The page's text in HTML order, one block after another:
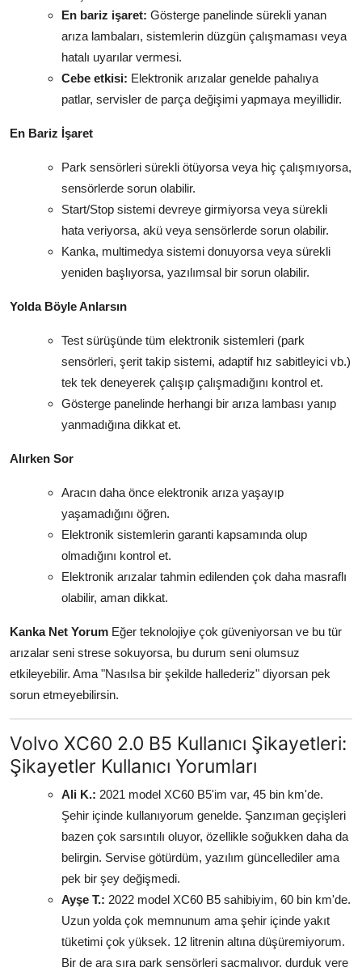
En bariz işaret: Gösterge panelinde sürekli yanan
arıza lambaları, sistemlerin düzgün çalışmaması veya
hatalı uyarılar vermesi.
Cebe etkisi: Elektronik arızalar genelde pahalıya
patlar, servisler de parça değişimi yapmaya meyillidir.
En Bariz İşaret
Park sensörleri sürekli ötüyorsa veya hiç çalışmıyorsa,
sensörlerde sorun olabilir.
Start/Stop sistemi devreye girmiyorsa veya sürekli
hata veriyorsa, akü veya sensörlerde sorun olabilir.
Kanka, multimedya sistemi donuyorsa veya sürekli
yeniden başlıyorsa, yazılımsal bir sorun olabilir.
Yolda Böyle Anlarsın
Test sürüşünde tüm elektronik sistemleri (park
sensörleri, şerit takip sistemi, adaptif hız sabitleyici vb.)
tek tek deneyerek çalışıp çalışmadığını kontrol et.
Gösterge panelinde herhangi bir arıza lambası yanıp
yanmadığına dikkat et.
Alırken Sor
Aracın daha önce elektronik arıza yaşayıp
yaşamadığını öğren.
Elektronik sistemlerin garanti kapsamında olup
olmadığını kontrol et.
Elektronik arızalar tahmin edilenden çok daha masraflı
olabilir, aman dikkat.
Kanka Net Yorum Eğer teknolojiye çok güveniyorsan ve bu tür
arızalar seni strese sokuyorsa, bu durum seni olumsuz
etkileyebilir. Ama "Nasılsa bir şekilde hallederiz" diyorsan pek
sorun etmeyebilirsin.
Volvo XC60 2.0 B5 Kullanıcı Şikayetleri:
Şikayetler Kullanıcı Yorumları
Ali K.: 2021 model XC60 B5'im var, 45 bin km'de.
Şehir içinde kullanıyorum genelde. Şanzıman geçişleri
bazen çok sarsıntılı oluyor, özellikle soğukken daha da
belirgin. Servise götürdüm, yazılım güncellediler ama
pek bir şey değişmedi.
Ayşe T.: 2022 model XC60 B5 sahibiyim, 60 bin km'de.
Uzun yolda çok memnunum ama şehir içinde yakıt
tüketimi çok yüksek. 12 litrenin altına düşüremiyorum.
Bir de ara sıra park sensörleri saçmalıyor, durduk yere